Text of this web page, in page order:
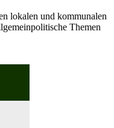
lokalen und kommunalen
Themen